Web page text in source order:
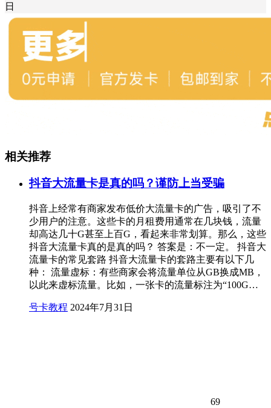
日
相关推荐
抖音大流量卡是真的吗？谨防上当受骗
抖音上经常有商家发布低价大流量卡的广告，吸引了不
少用户的注意。这些卡的月租费用通常在几块钱，流量
却高达几十G甚至上百G，看起来非常划算。那么，这些
抖音大流量卡真的是真的吗？ 答案是：不一定。 抖音大
流量卡的常见套路 抖音大流量卡的套路主要有以下几
种： 流量虚标：有些商家会将流量单位从GB换成MB，
以此来虚标流量。比如，一张卡的流量标注为“100G…
号卡教程 2024年7月31日
69